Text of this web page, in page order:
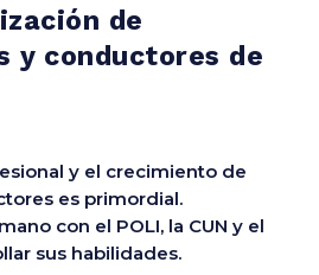
de
y conductores de
y el crecimiento de
es primordial.
con el POLI, la CUN y el
sus habilidades.